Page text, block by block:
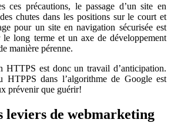
ces précautions, le passage d’un site en
chutes dans les positions sur le court et
pour un site en navigation sécurisée est
le long terme et un axe de développement
manière pérenne.
HTTPS est donc un travail d’anticipation.
HTPPS dans l’algorithme de Google est
prévenir que guérir!
leviers de webmarketing